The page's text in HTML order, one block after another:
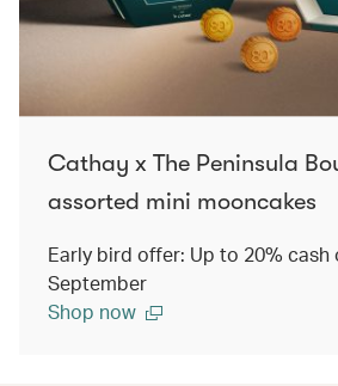
Cathay x The Peninsula
assorted mini mooncakes
Early bird offer: Up to 20% cash
September
Shop now